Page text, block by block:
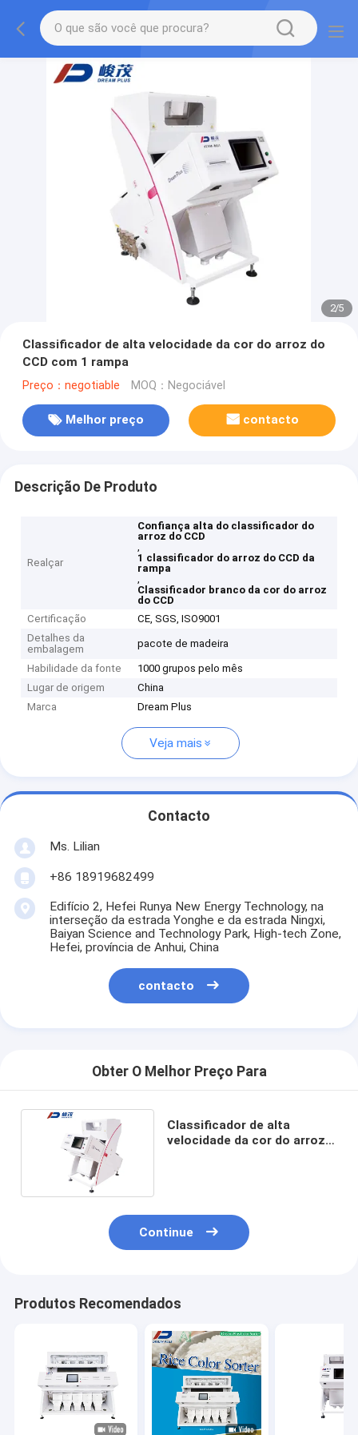
2/5
Classificador de alta velocidade da cor do arroz do
CCD com 1 rampa
Preço：negotiable MOQ：Negociável
Melhor preço contacto
Descrição De Produto
Realçar
Confiança alta do classificador do
arroz do CCD
,
1 classificador do arroz do CCD da
rampa
,
Classificador branco da cor do arroz
do CCD
Certificação
CE, SGS, ISO9001
Detalhes da
embalagem
pacote de madeira
Habilidade da fonte
1000 grupos pelo mês
Lugar de origem
China
Marca
Dream Plus
Veja mais
Contacto
Ms. Lilian
+86 18919682499
Edifício 2, Hefei Runya New Energy Technology, na
interseção da estrada Yonghe e da estrada Ningxi,
Baiyan Science and Technology Park, High-tech Zone,
Hefei, província de Anhui, China
contacto
Obter O Melhor Preço Para
Classificador de alta
velocidade da cor do arroz
Continue
Produtos Recomendados